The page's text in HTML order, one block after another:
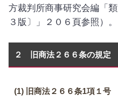
方裁判所商事研究会編「
３版〕」２０６頁参照）。
２ 旧商法２６６条の規定
(1) 旧商法２６６条1項１号